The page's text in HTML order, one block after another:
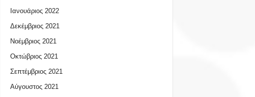
Ιανουάριος 2022
Δεκέμβριος 2021
Νοέμβριος 2021
Οκτώβριος 2021
Σεπτέμβριος 2021
Αύγουστος 2021